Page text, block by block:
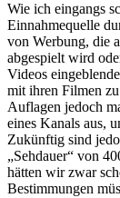
Wie ich eingangs
Einnahmequelle
von Werbung, die
abgespielt wird
Videos
mit ihren Filmen
Auflagen jedoch
eines Kanals aus,
Zukünftig sind
„Sehdauer“ von
hätten wir zwar
Bestimmungen